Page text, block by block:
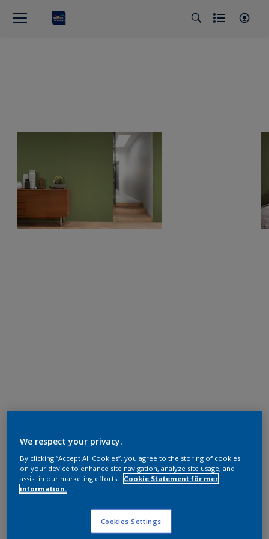
We respect your privacy.
By clicking “Accept All Cookies”, you agree to the storing of cookies
on your device to enhance site navigation, analyze site usage, and
assist in our marketing efforts.
Cookie Statement för mer
information.
Cookies Settings